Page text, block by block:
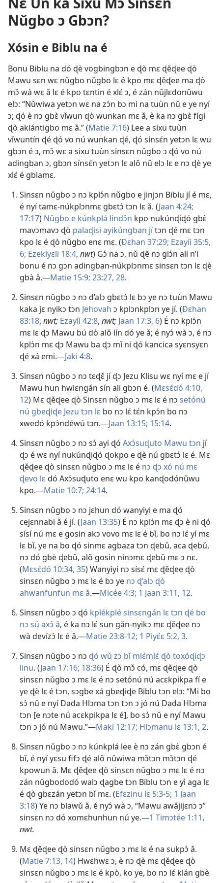
Nǔgbo ɔ Gbɔn?
Xósin e Biblu na é
Bonu Biblu na dó ɖè vogbingbɔn e ɖò mɛ ɖěɖee ɖò
Mawu sɛn wɛ nǔgbo nǔgbo lɛ é kpo mɛ ɖěɖee ma ɖò
mɔ̌ wà wɛ ǎ lɛ é kpo tɛntin é xlɛ́ ɔ, é zán nǔjlɛdonǔwu
elɔ: “Nǔwiwa yetɔn wɛ na zɔ́n bɔ mi na tuùn nǔ e ye nyí
ɔ; ɖó è nɔ gbɛ̀ vǐwun ɖò wunkan mɛ ǎ, è ka nɔ gbɛ̀ fígi
ɖò aklántigbo mɛ ǎ.” (Matie 7:16) Lee a sixu tuùn
vǐwuntín ɖé ɖó vo nú wunkan ɖé, ɖó sínsɛ́n yetɔn lɛ wu
gbɔn é ɔ, mɔ̌ wɛ a sixu tuùn sinsɛn nǔgbo ɔ ɖó vo nú
adingban ɔ, gbɔn sínsɛ́n yetɔn lɛ alǒ nǔ elɔ lɛ e nɔ ɖè ye
xlɛ́ é gblamɛ.
Sinsɛn nǔgbo ɔ nɔ kplɔ́n nǔgbo e jinjɔn Biblu jí é mɛ,
é nyí tamɛ-núkplɔnmɛ gbɛtɔ́ tɔn lɛ ǎ. (Jaan 4:24;
17:17) Nǔgbo e kúnkplá lindɔ̌n kpo nukúnɖiɖó gbɛ̀
mavɔmavɔ ɖò palaɖisi ayikúngban jítɔn ɖé mɛ tɔn
kpo lɛ é ɖò nǔgbo enɛ mɛ. (Ðɛhan 37:29; Ezayíi 35:5,
6; Ezekiyɛli 18:4, nwt) Gɔ́ na ɔ, nǔ ɖě nɔ glɔ́n ali n’i
bonu é nɔ gɔn adingban-núkplɔnmɛ sinsɛn tɔn lɛ ɖè
gbà ǎ.—Matie 15:9; 23:27, 28.
Sinsɛn nǔgbo ɔ nɔ d’alɔ gbɛtɔ́ lɛ bɔ ye nɔ tuùn Mawu
kaka jɛ nyikɔ tɔn Jehovah ɔ kplɔnkplɔn ye jí. (Ðɛhan
83:18, nwt; Ezayíi 42:8, nwt; Jaan 17:3, 6) É nɔ kplɔ́n
mɛ lɛ ɖɔ Mawu bú dò alǒ lín dó ye ǎ; é nyɔ́ wà ɔ, é nɔ
kplɔ́n mɛ ɖɔ Mawu ba ɖɔ mǐ ni ɖó kancica syɛnsyɛn
ɖé xá emi.—Jaki 4:8.
Sinsɛn nǔgbo ɔ nɔ tɛɖɛ̌ jí ɖɔ Jezu Klisu wɛ nyí mɛ e jí
Mawu hun hwlɛngán sín ali gbɔn é. (Mɛsɛ́dó 4:10,
12) Mɛ ɖěɖee ɖò Sinsɛn nǔgbo ɔ mɛ lɛ é nɔ setónú
nú gbeɖiɖe Jezu tɔn lɛ bo nɔ lɛ́ tɛ́n kpɔ́n bo nɔ
xwedó kpɔ́ndéwú tɔn.—Jaan 13:15; 15:14.
Sinsɛn nǔgbo ɔ nɔ sɔ́ ayi ɖó Axɔ́suɖuto Mawu tɔn jí
ɖɔ é wɛ nyí nukúnɖiɖó ɖokpo e ɖè nú gbɛtɔ́ lɛ é. Mɛ
ɖěɖee ɖò sinsɛn nǔgbo ɔ mɛ lɛ é nɔ ɖɔ xó nú mɛ
ɖevo lɛ dó Axɔ́suɖuto enɛ wu kpo kanɖodónǔwu
kpo.—Matie 10:7; 24:14.
Sinsɛn nǔgbo ɔ nɔ jɛhun dó wanyiyi e ma ɖó
cejɛnnabi ǎ é jí. (Jaan 13:35) É nɔ kplɔ́n mɛ ɖɔ è ni ɖó
sísí nú mɛ e gosin akɔ vovo mɛ lɛ é bǐ, bo nɔ lɛ́ yí mɛ
lɛ bǐ, ye na bo ɖó sinmɛ agbaza tɔn ɖebǔ, aca ɖebǔ,
nɔ dó gbè ɖebǔ, alǒ gosin ninɔmɛ ɖebǔ mɛ ɔ nɛ.
(Mɛsɛ́dó 10:34, 35) Wanyiyi nɔ sísɛ́ mɛ ɖěɖee ɖò
sinsɛn nǔgbo ɔ mɛ lɛ é bɔ ye nɔ ɖ’alɔ ɖò
ahwanfunfun mɛ ǎ.—Micée 4:3; 1 Jaan 3:11, 12.
Sinsɛn nǔgbo ɔ ɖó kplékplé sinsɛngán lɛ tɔn ɖé bo
nɔ sú axɔ́ ǎ, é ka nɔ lɛ́ sun gǎn-nyikɔ mɛ ɖěɖee nɔ
wà devízɔ́ lɛ é ǎ.—Matie 23:8-12; 1 Piyɛ́ɛ 5:2, 3.
Sinsɛn nǔgbo ɔ nɔ ɖó wǔ zɔ bǐ mlɛ́mlɛ́ ɖò toxóɖiɖɔ
linu. (Jaan 17:16; 18:36) É ɖò mɔ̌ có, mɛ ɖěɖee ɖò
sinsɛn nǔgbo ɔ mɛ lɛ é nɔ setónú nú acɛkpikpa fí e
ye ɖè lɛ é tɔn, sɔgbe xá gbeɖiɖe Biblu tɔn elɔ: “Mi bo
sɔ́ nǔ e nyí Dada Hlɔma tɔn tɔn ɔ jó nú Dada Hlɔma
tɔn [e nɔte nú acɛkpikpa lɛ é], bo sɔ́ nǔ e nyí Mawu
tɔn ɔ jó nú Mawu.”—Maki 12:17; Hlɔmanu lɛ 13:1, 2.
Sinsɛn nǔgbo ɔ nɔ kúnkplá lee è nɔ zán gbɛ̀ gbɔn é
bǐ, é nyí yɛsu fifɔ ɖé alǒ nǔwiwa mɔ̌tɔn mɔ̌tɔn ɖé
kpowun ǎ. Mɛ ɖěɖee ɖò sinsɛn nǔgbo ɔ mɛ lɛ é nɔ
zán nǔgbododó walɔ ɖagbe tɔn Biblu tɔn e yì aga lɛ
é ɖò gbɛzán yetɔn bǐ mɛ. (Efɛzinu lɛ 5:3-5; 1 Jaan
3:18) Ye nɔ blawǔ ǎ, é nyɔ́ wà ɔ, “Mawu awǎjijɛnɔ ɔ”
sinsɛn nɔ dó xomɛhunhun nú ye.—1 Timɔtée 1:11,
nwt.
Mɛ ɖěɖee ɖò sinsɛn nǔgbo ɔ mɛ lɛ é na sukpɔ́ ǎ.
(Matie 7:13, 14) Hwɛhwɛ ɔ, è nɔ ɖè mɛ ɖěɖee ɖò
sinsɛn nǔgbo ɔ mɛ lɛ é kpò, ko ye, bo nɔ lɛ́ klán gbè